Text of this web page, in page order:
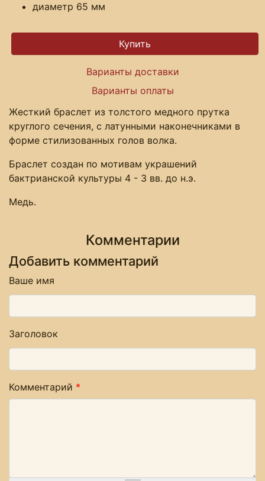
диаметр 65 мм
Варианты доставки
Варианты оплаты
Жесткий браслет из толстого медного прутка
круглого сечения, с латунными наконечниками в
форме стилизованных голов волка.
Браслет создан по мотивам украшений
бактрианской культуры 4 - 3 вв. до н.э.
Медь.
Комментарии
Добавить комментарий
Ваше имя
Заголовок
Комментарий *